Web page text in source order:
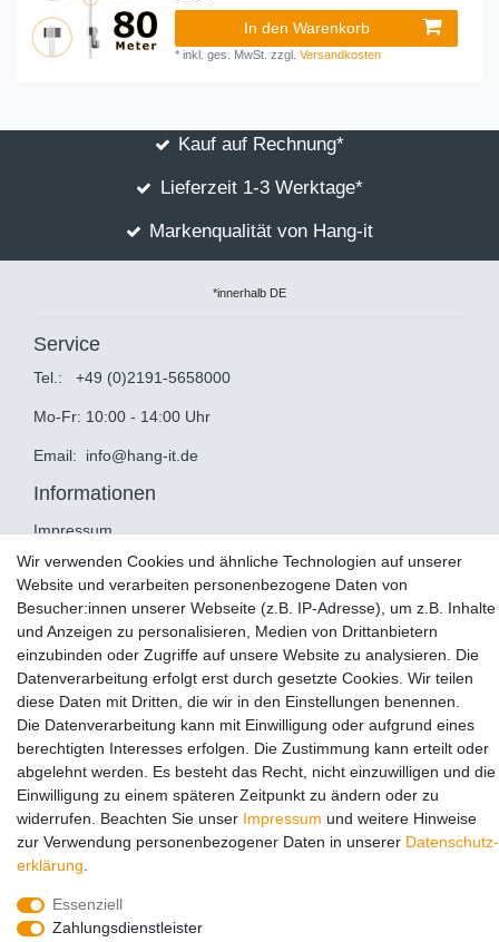
In den Warenkorb
*inkl. ges. MwSt. zzgl.Versandkosten
Kauf auf Rechnung*
Lieferzeit 1-3 Werktage*
Markenqualität von Hang-it
*innerhalb DE
Service
Tel.: +49 (0)2191-5658000
Mo-Fr: 10:00 - 14:00 Uhr
Email: info@hang-it.de
Informationen
Impressum
Datenschutz
AGB
Service
Widerrufsrecht
Widerruf
Montageservice
Retoure
AUSGEZEICHNET
Wir verwenden Cookies und ähnliche Technologien auf unserer
Website und verarbeiten personenbezogene Daten von
Besucher:innen unserer Webseite (z.B. IP-Adresse), um z.B. Inhalte
und Anzeigen zu personalisieren, Medien von Drittanbietern
einzubinden oder Zugriffe auf unsere Website zu analysieren. Die
Datenverarbeitung erfolgt erst durch gesetzte Cookies. Wir teilen
diese Daten mit Dritten, die wir in den Einstellungen benennen.
Die Datenverarbeitung kann mit Einwilligung oder aufgrund eines
berechtigten Interesses erfolgen. Die Zustimmung kann erteilt oder
abgelehnt werden. Es besteht das Recht, nicht einzuwilligen und die
Einwilligung zu einem späteren Zeitpunkt zu ändern oder zu
widerrufen. Beachten Sie unser Impressum und weitere Hinweise
zur Verwendung personenbezogener Daten in unserer Daten­schutz­
erklärung
Essenziell
Zahlungsdienstleister